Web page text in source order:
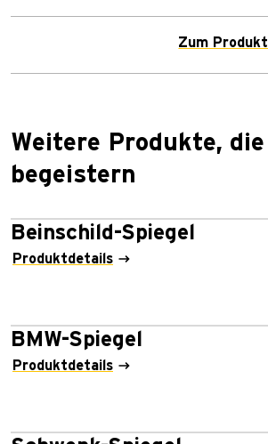
Zum Produkt
Weitere Produkte, die
begeistern
Beinschild-Spiegel
Produktdetails
BMW-Spiegel
Produktdetails